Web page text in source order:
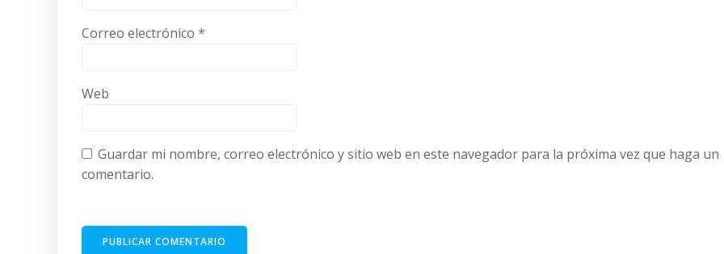
Correo electrónico *
Web
Guardar mi nombre, correo electrónico y sitio web en este navegador para la próxima vez que haga un
comentario.